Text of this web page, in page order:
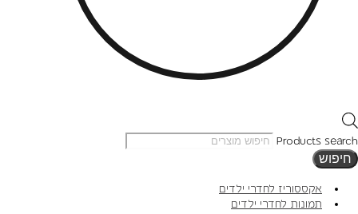
Products search
חיפוש
אקססוריז לחדרי ילדים
תמונות לחדרי ילדים